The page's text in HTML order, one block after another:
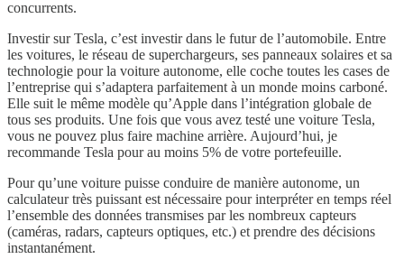
concurrents.
Investir sur Tesla, c’est investir dans le futur de l’automobile. Entre
les voitures, le réseau de superchargeurs, ses panneaux solaires et sa
technologie pour la voiture autonome, elle coche toutes les cases de
l’entreprise qui s’adaptera parfaitement à un monde moins carboné.
Elle suit le même modèle qu’Apple dans l’intégration globale de
tous ses produits. Une fois que vous avez testé une voiture Tesla,
vous ne pouvez plus faire machine arrière. Aujourd’hui, je
recommande Tesla pour au moins 5% de votre portefeuille.
Pour qu’une voiture puisse conduire de manière autonome, un
calculateur très puissant est nécessaire pour interpréter en temps réel
l’ensemble des données transmises par les nombreux capteurs
(caméras, radars, capteurs optiques, etc.) et prendre des décisions
instantanément.